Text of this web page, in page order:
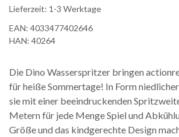
Lieferzeit: 1-3 Werktage
EAN: 4033477402646
HAN: 40264
Die Dino Wasserspritzer bringen
für heiße Sommertage! In Form
sie mit einer beeindruckenden
Metern für jede Menge Spiel und
Größe und das kindgerechte Design